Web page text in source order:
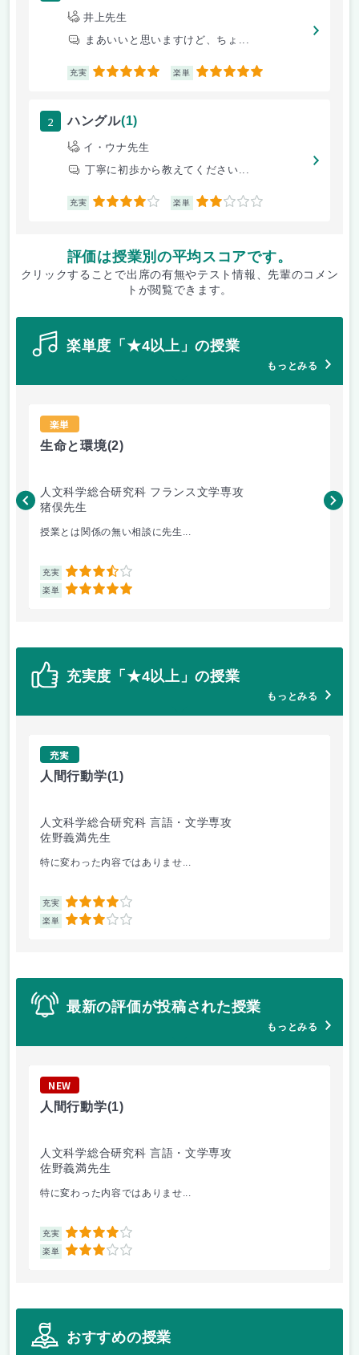
井上先生
まあいいと思いますけど、ちょ...
充実 5 楽単 5
2 ハングル(1)
イ・ウナ先生
丁寧に初歩から教えてください...
充実 4 楽単 2
評価は授業別の平均スコアです。
クリックすることで出席の有無やテスト情報、先輩のコメン
トが閲覧できます。
楽単度「★4以上」の授業
もっとみる
楽単
生命と環境(2)
人文科学総合研究科 フランス文学専攻
猪俣先生
授業とは関係の無い相談に先生...
充実 3.5
楽単 5
和
充実度「★4以上」の授業
もっとみる
充実
人間行動学(1)
人文科学総合研究科 言語・文学専攻
佐野義満先生
特に変わった内容ではありませ...
充実 4
楽単 3
最新の評価が投稿された授業
もっとみる
NEW
人間行動学(1)
人文科学総合研究科 言語・文学専攻
佐野義満先生
特に変わった内容ではありませ...
充実 4
楽単 3
おすすめの授業